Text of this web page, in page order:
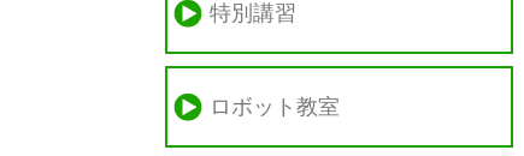
特別講習
ロボット教室